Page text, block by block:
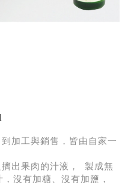
加工與銷售，皆由自家一
出果肉的汁液， 製成無
沒有加糖、沒有加鹽，